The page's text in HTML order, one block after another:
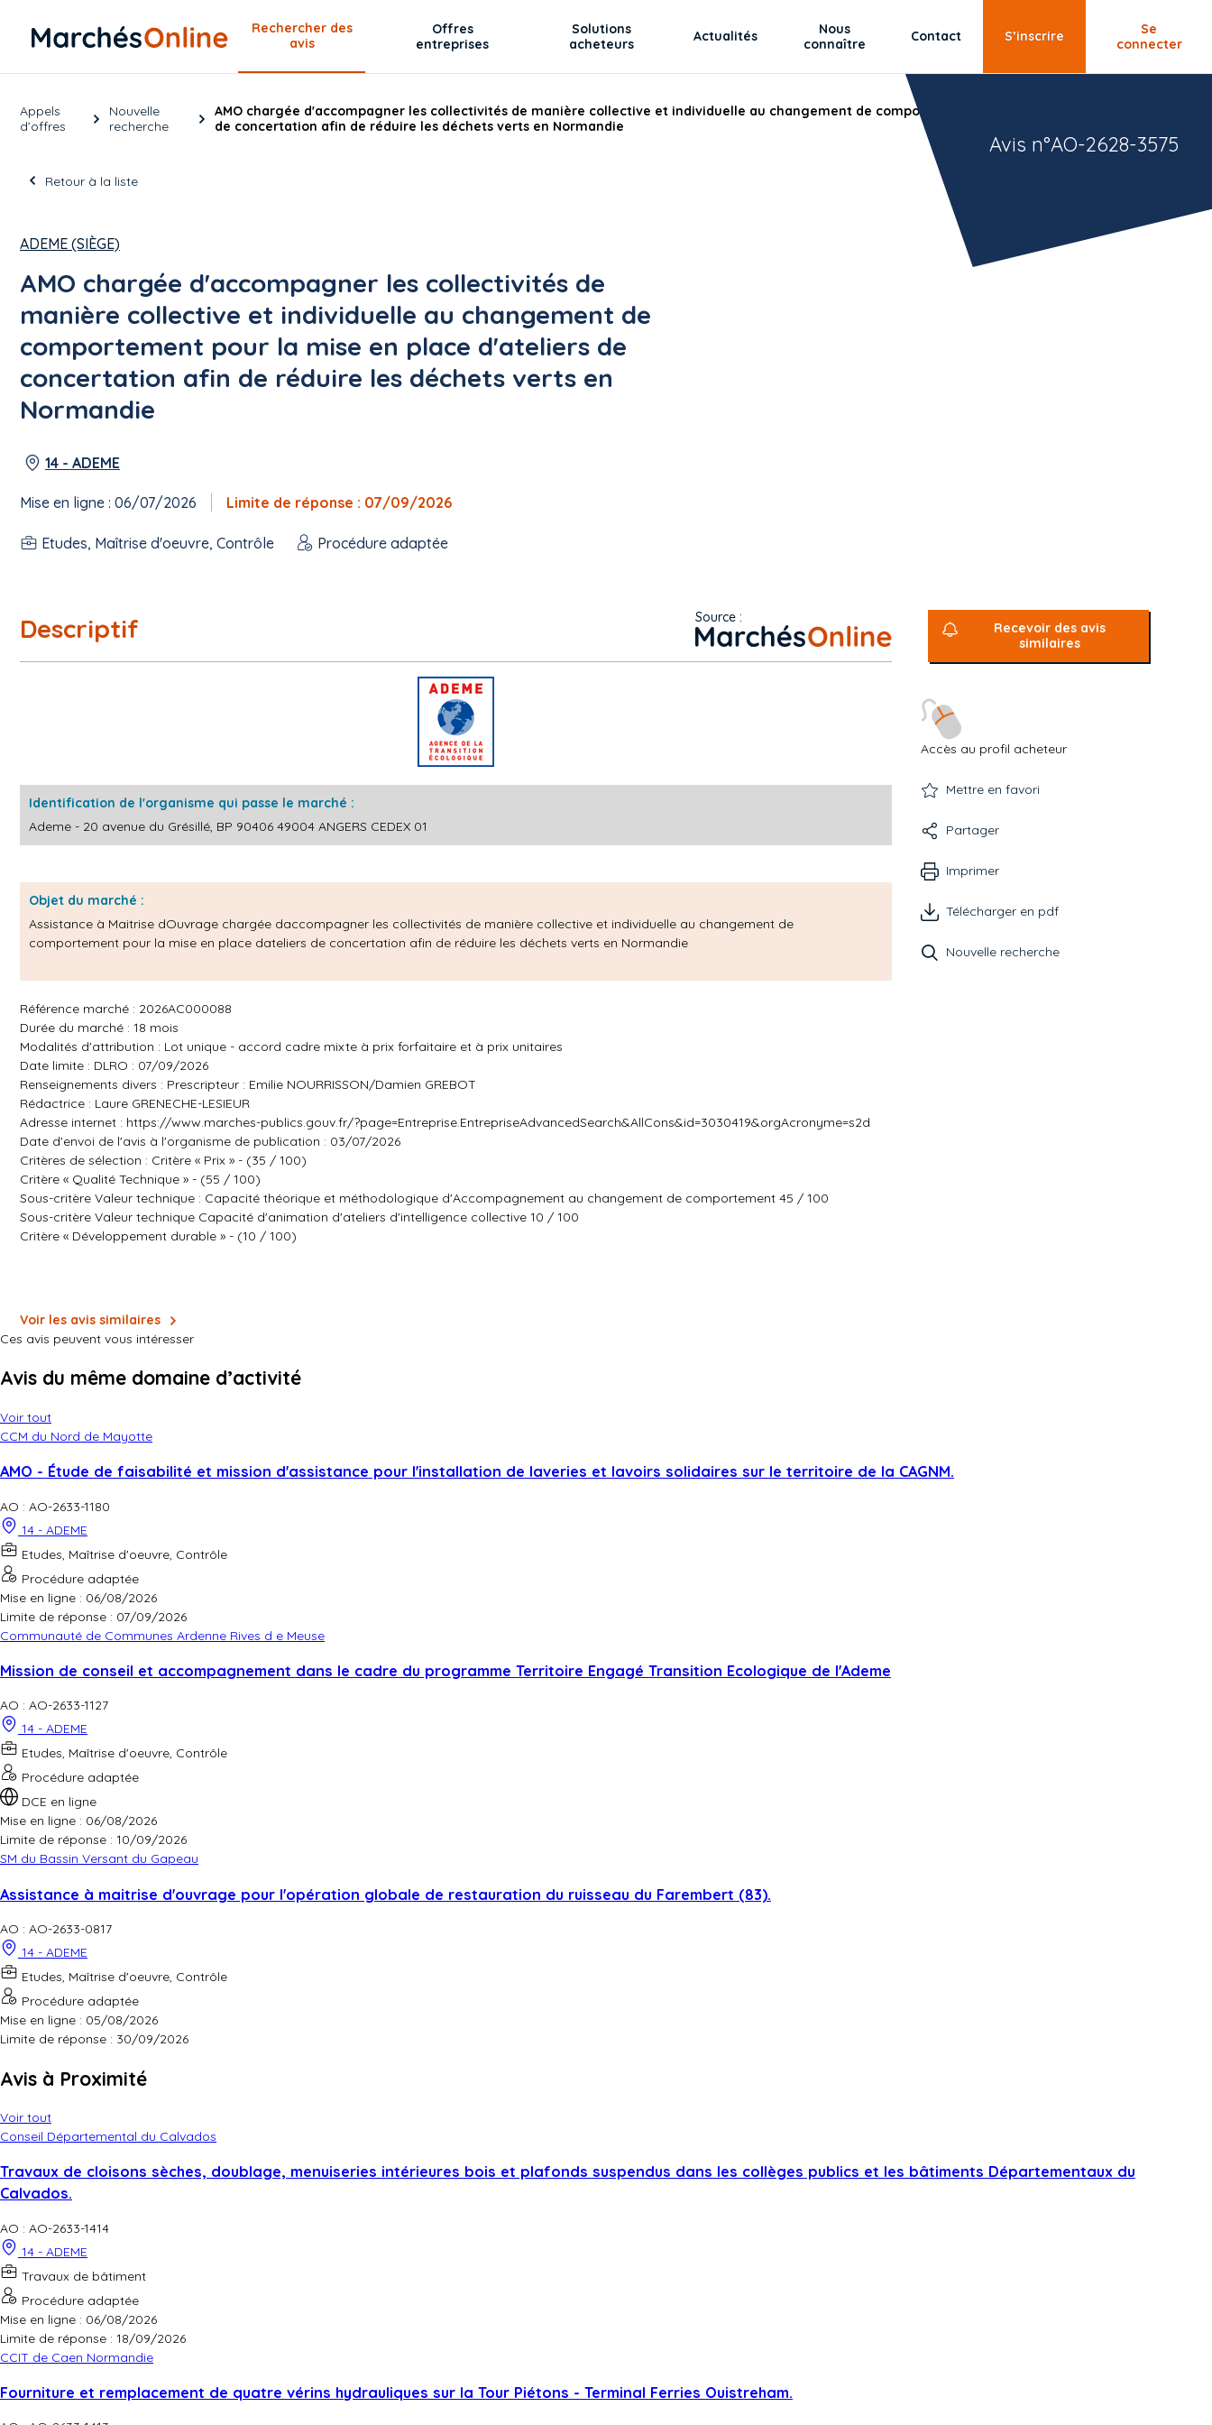
Rechercher des
avis
Offres
entreprises
Solutions
acheteurs
Actualités
Nous
connaître
Contact S’inscrire
Se
connecter
Appels
d’offres
Nouvelle
recherche
AMO chargée d'accompagner les collectivités de manière collective et individuelle au changement de comportement pour la mise en place d'ateliers
de concertation afin de réduire les déchets verts en Normandie
Retour à la liste
ADEME (SIÈGE)
AMO chargée d'accompagner les collectivités de
manière collective et individuelle au changement de
comportement pour la mise en place d'ateliers de
concertation afin de réduire les déchets verts en
Normandie
14 - ADEME
Mise en ligne : 06/07/2026 Limite de réponse : 07/09/2026
Etudes, Maîtrise d'oeuvre, Contrôle Procédure adaptée
Avis n°AO-2628-3575
Descriptif Source :
Identification de l'organisme qui passe le marché :
Ademe - 20 avenue du Grésillé, BP 90406 49004 ANGERS CEDEX 01
Objet du marché :
Assistance à Maitrise dOuvrage chargée daccompagner les collectivités de manière collective et individuelle au changement de
comportement pour la mise en place dateliers de concertation afin de réduire les déchets verts en Normandie
Référence marché : 2026AC000088
Durée du marché : 18 mois
Modalités d'attribution : Lot unique - accord cadre mixte à prix forfaitaire et à prix unitaires
Date limite : DLRO : 07/09/2026
Renseignements divers : Prescripteur : Emilie NOURRISSON/Damien GREBOT
Rédactrice : Laure GRENECHE-LESIEUR
Adresse internet : https://www.marches-publics.gouv.fr/?page=Entreprise.EntrepriseAdvancedSearch&AllCons&id=3030419&orgAcronyme=s2d
Date d'envoi de l'avis à l'organisme de publication : 03/07/2026
Critères de sélection : Critère « Prix » - (35 / 100)
Critère « Qualité Technique » - (55 / 100)
Sous-critère Valeur technique : Capacité théorique et méthodologique d'Accompagnement au changement de comportement 45 / 100
Sous-critère Valeur technique Capacité d'animation d'ateliers d'intelligence collective 10 / 100
Critère « Développement durable » - (10 / 100)
Recevoir des avis
similaires
Accès au profil acheteur
Mettre en favori
Partager
Imprimer
Télécharger en pdf
Nouvelle recherche
Voir les avis similaires
Ces avis peuvent vous intéresser
Avis du même domaine d’activité
Voir tout
CCM du Nord de Mayotte
AMO - Étude de faisabilité et mission d'assistance pour l'installation de laveries et lavoirs solidaires sur le territoire de la CAGNM.
AO : AO-2633-1180
14 - ADEME
Etudes, Maîtrise d'oeuvre, Contrôle
Procédure adaptée
Mise en ligne : 06/08/2026
Limite de réponse : 07/09/2026
Communauté de Communes Ardenne Rives d e Meuse
Mission de conseil et accompagnement dans le cadre du programme Territoire Engagé Transition Ecologique de l'Ademe
AO : AO-2633-1127
14 - ADEME
Etudes, Maîtrise d'oeuvre, Contrôle
Procédure adaptée
DCE en ligne
Mise en ligne : 06/08/2026
Limite de réponse : 10/09/2026
SM du Bassin Versant du Gapeau
Assistance à maitrise d'ouvrage pour l'opération globale de restauration du ruisseau du Farembert (83).
AO : AO-2633-0817
14 - ADEME
Etudes, Maîtrise d'oeuvre, Contrôle
Procédure adaptée
Mise en ligne : 05/08/2026
Limite de réponse : 30/09/2026
Avis à Proximité
Voir tout
Conseil Départemental du Calvados
Travaux de cloisons sèches, doublage, menuiseries intérieures bois et plafonds suspendus dans les collèges publics et les bâtiments Départementaux du
Calvados.
AO : AO-2633-1414
14 - ADEME
Travaux de bâtiment
Procédure adaptée
Mise en ligne : 06/08/2026
Limite de réponse : 18/09/2026
CCIT de Caen Normandie
Fourniture et remplacement de quatre vérins hydrauliques sur la Tour Piétons - Terminal Ferries Ouistreham.